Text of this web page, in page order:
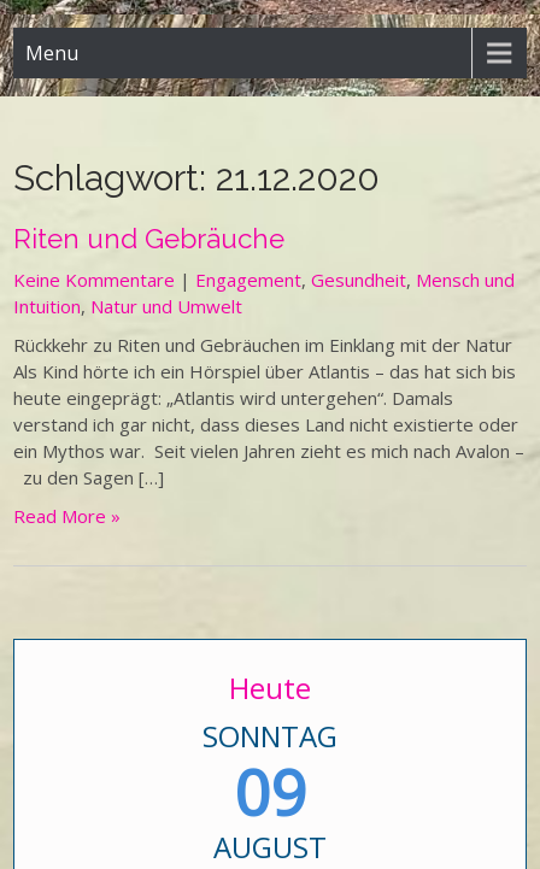
Menu
Schlagwort: 21.12.2020
Riten und Gebräuche
Keine Kommentare | Engagement,Gesundheit, Mensch und
Intuition, Natur und Umwelt
Rückkehr zu Riten und Gebräuchen im Einklang mit der Natur
Als Kind hörte ich ein Hörspiel über Atlantis – das hat sich bis
heute eingeprägt: „Atlantis wird untergehen“. Damals
verstand ich gar nicht, dass dieses Land nicht existierte oder
ein Mythos war. Seit vielen Jahren zieht es mich nach Avalon –
zu den Sagen […]
Read More »
Heute
SONNTAG
09
AUGUST